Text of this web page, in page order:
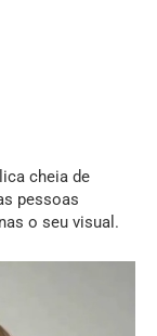
cheia de
pessoas
o seu visual.